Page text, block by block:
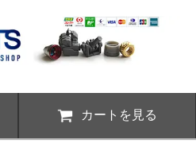
カートを見る